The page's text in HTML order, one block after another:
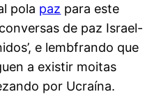
pola paz para este
de paz Israel-
e lembfrando que
a existir moitas
por Ucraína.